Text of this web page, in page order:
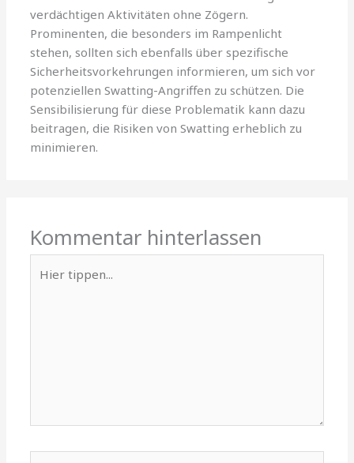
verdächtigen Aktivitäten ohne Zögern.
Prominenten, die besonders im Rampenlicht
stehen, sollten sich ebenfalls über spezifische
Sicherheitsvorkehrungen informieren, um sich vor
potenziellen Swatting-Angriffen zu schützen. Die
Sensibilisierung für diese Problematik kann dazu
beitragen, die Risiken von Swatting erheblich zu
minimieren.
Kommentar hinterlassen
tippen...